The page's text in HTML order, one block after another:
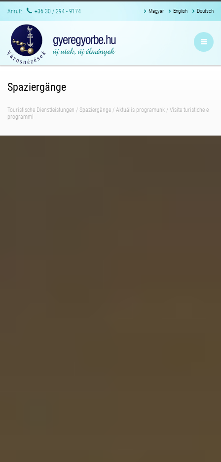
Anruf: +36 30 / 294 - 9174 Magyar English Deutsch
Spaziergänge
Touristische Dienstleistungen / Spaziergänge / Aktuális programunk / Visite turistiche e
programmi